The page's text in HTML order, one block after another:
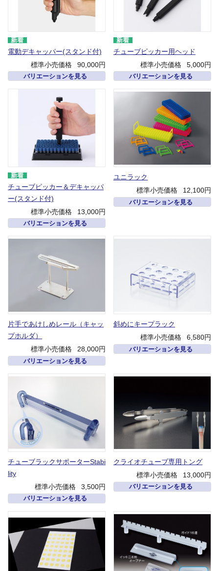
電動デキャッパー(スタンド付)
標準小売価格
90,000円
バリエーションを見る
チューブピッカー用ヘッド
標準小売価格
5,000円
バリエーションを見る
チューブピッカー＆デキャッパ
ー(スタンド付)
標準小売価格
13,000円
バリエーションを見る
ユニラック
標準小売価格
12,100円
バリエーションを見る
片手であけしめレール（キャッ
プホルダ）
標準小売価格
28,000円
バリエーションを見る
斜めにキープラック
標準小売価格
6,580円
バリエーションを見る
チューブラックサポーターStabi
lity
標準小売価格
3,500円
バリエーションを見る
クライオチューブ専用トング
標準小売価格
13,000円
バリエーションを見る